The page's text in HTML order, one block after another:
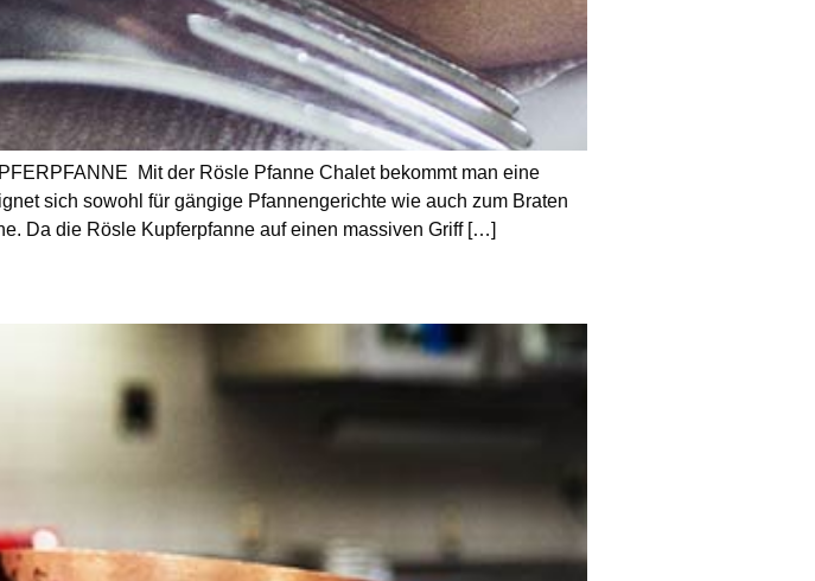
Mit der Rösle Pfanne Chalet bekommt man eine
sich sowohl für gängige Pfannengerichte wie auch zum Braten
Da die Rösle Kupferpfanne auf einen massiven Griff […]